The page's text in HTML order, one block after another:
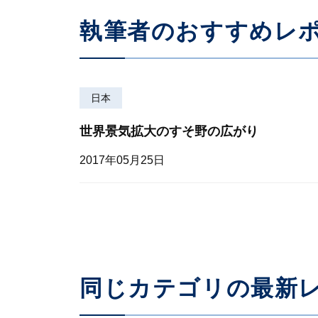
執筆者のおすすめレ
日本
世界景気拡大のすそ野の広がり
2017年05月25日
同じカテゴリの最新